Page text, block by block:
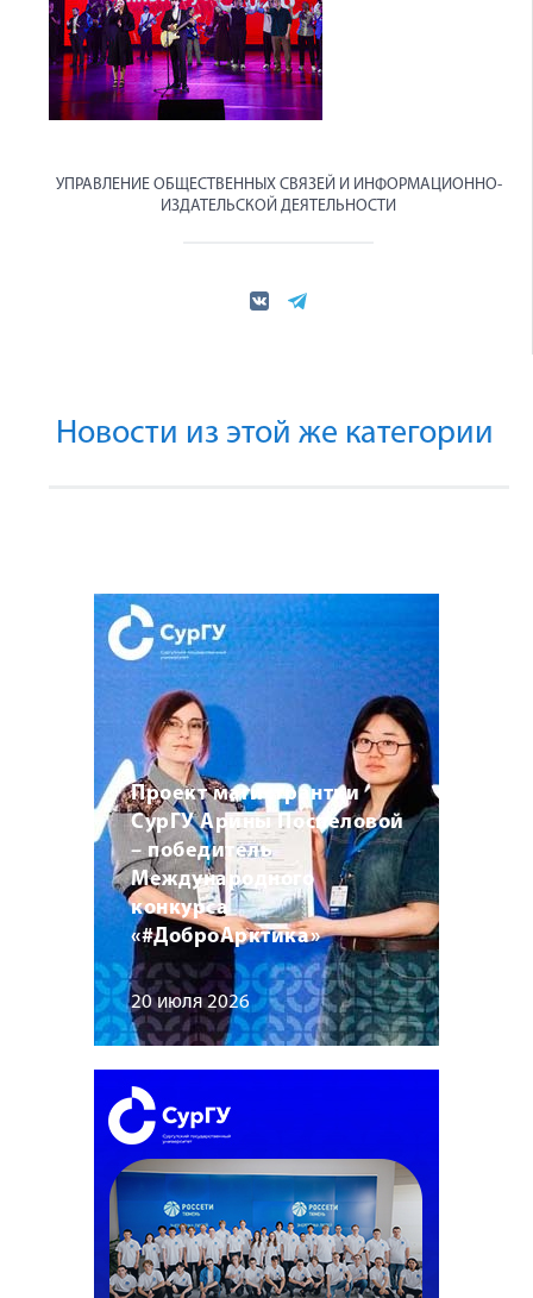
УПРАВЛЕНИЕ ОБЩЕСТВЕННЫХ СВЯЗЕЙ И ИНФОРМАЦИОННО-
ИЗДАТЕЛЬСКОЙ ДЕЯТЕЛЬНОСТИ
Новости из этой же категории
Проект магистрантки
СурГУ Арины Поспеловой
– победитель
Международного
конкурса
«#ДоброАрктика»
20 июля 2026